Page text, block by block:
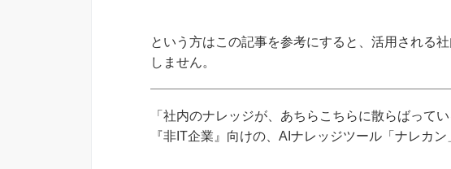
という方はこの記事を参考にすると、活用される
しません。
「社内のナレッジが、あちらこちらに散らばってい
『非IT企業』向けの、AIナレッジツール「ナレカン